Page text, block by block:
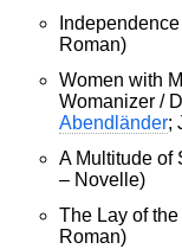
Roman)
Women with
Womanizer /
Abendländer;
A Multitude of
– Novelle)
The Lay of
Roman)